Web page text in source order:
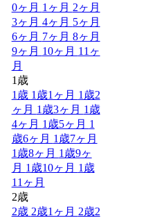
0ヶ月 1ヶ月 2ヶ月
3ヶ月 4ヶ月 5ヶ月
6ヶ月 7ヶ月 8ヶ月
9ヶ月 10ヶ月 11ヶ
月
1歳
1歳 1歳1ヶ月 1歳2
ヶ月 1歳3ヶ月 1歳
4ヶ月 1歳5ヶ月 1
歳6ヶ月 1歳7ヶ月
1歳8ヶ月 1歳9ヶ
月 1歳10ヶ月 1歳
11ヶ月
2歳
2歳 2歳1ヶ月 2歳2